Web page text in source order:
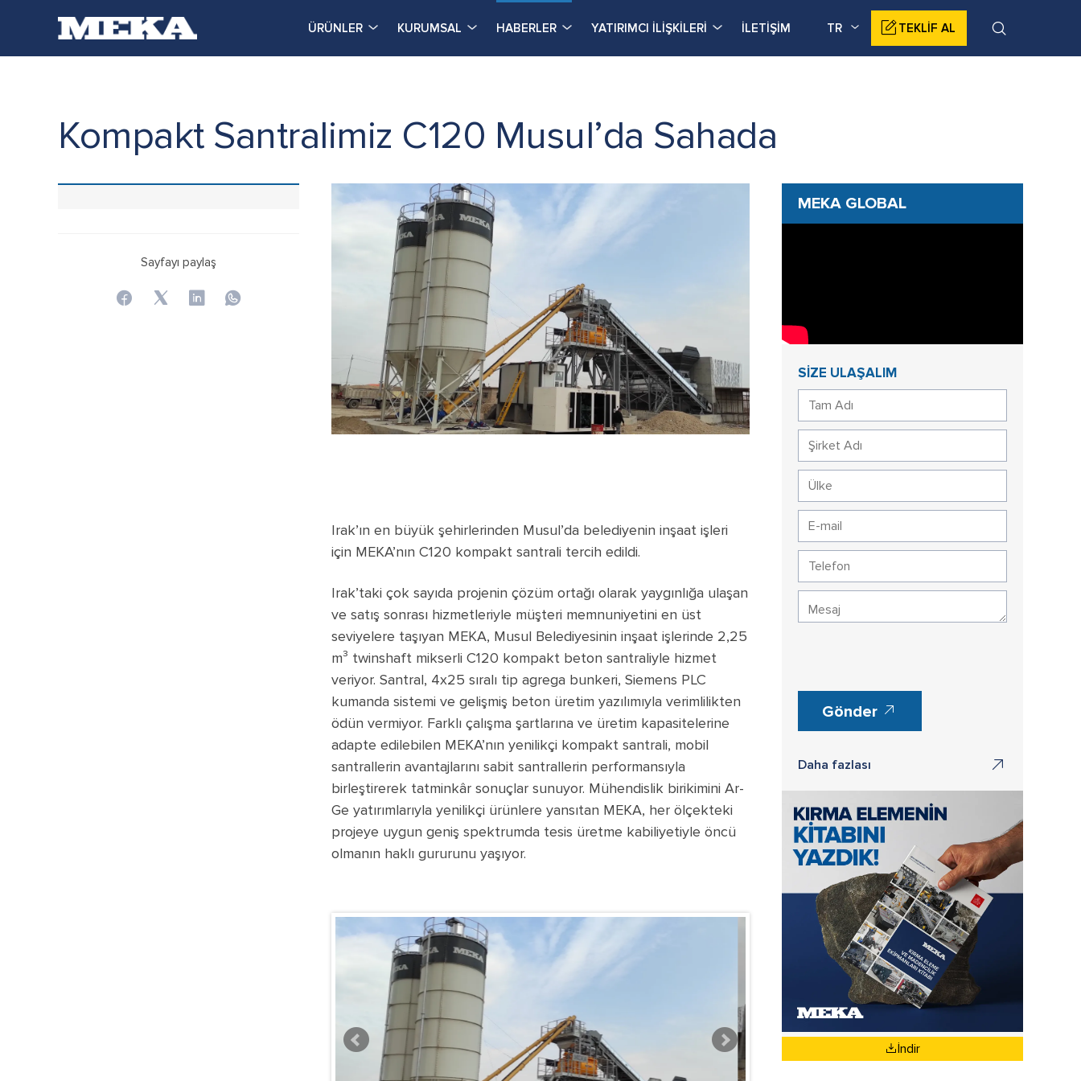
TEKLİF AL
TR
ÜRÜNLER KURUMSAL HABERLER YATIRIMCI İLİŞKİLERİ İLETİŞİM
Kompakt Santralimiz C120 Musul’da Sahada
Irak’ın en büyük şehirlerinden Musul’da belediyenin inşaat işleri
için MEKA’nın C120 kompakt santrali tercih edildi.
Irak’taki çok sayıda projenin çözüm ortağı olarak yaygınlığa ulaşan
ve satış sonrası hizmetleriyle müşteri memnuniyetini en üst
seviyelere taşıyan MEKA, Musul Belediyesinin inşaat işlerinde 2,25
m³ twinshaft mikserli C120 kompakt beton santraliyle hizmet
veriyor. Santral, 4x25 sıralı tip agrega bunkeri, Siemens PLC
kumanda sistemi ve gelişmiş beton üretim yazılımıyla verimlilikten
ödün vermiyor. Farklı çalışma şartlarına ve üretim kapasitelerine
adapte edilebilen MEKA’nın yenilikçi kompakt santrali, mobil
santrallerin avantajlarını sabit santrallerin performansıyla
birleştirerek tatminkâr sonuçlar sunuyor. Mühendislik birikimini Ar-
Ge yatırımlarıyla yenilikçi ürünlere yansıtan MEKA, her ölçekteki
projeye uygun geniş spektrumda tesis üretme kabiliyetiyle öncü
olmanın haklı gururunu yaşıyor.
Sayfayı paylaş
MEKA GLOBAL
SİZE ULAŞALIM
Gönder
Daha fazlası
İndir